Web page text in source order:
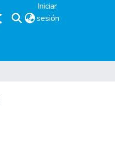
Iniciar
sesión